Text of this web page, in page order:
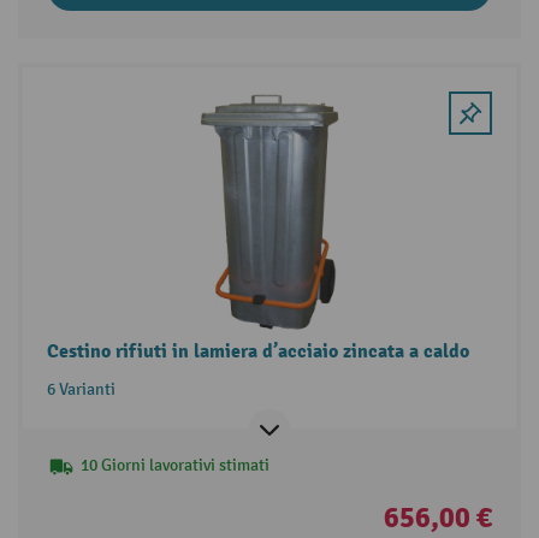
Cestino rifiuti in lamiera d’acciaio zincata a caldo
6 Varianti
10 Giorni lavorativi stimati
656,00 €